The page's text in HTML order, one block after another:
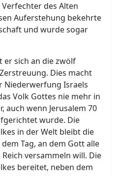
des Alten
Auferstehung bekehrte
und wurde sogar
er sich an die zwölf
Dies macht
Niederwerfung Israels
Volk Gottes nie mehr in
auch wenn Jerusalem 70
wurde. Die
in der Welt bleibt die
Tag, an dem Gott alle
versammeln will. Die
bereitet, neben dem